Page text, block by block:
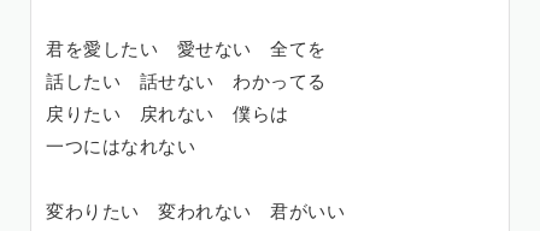
君を愛したい 愛せない 全てを
話したい 話せない わかってる
戻りたい 戻れない 僕らは
一つにはなれない
変わりたい 変われない 君がいい